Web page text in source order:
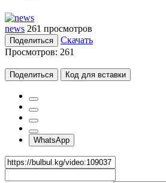
news 261 просмотров
Поделиться
Скачать
Просмотров: 261
Поделиться Код для вставки
WhatsApp